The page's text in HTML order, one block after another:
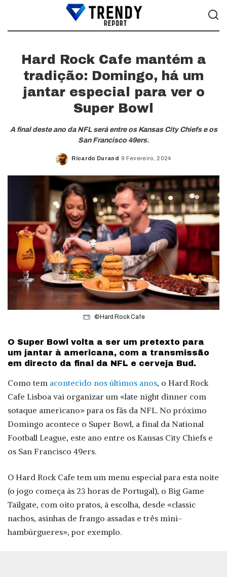
Hard Rock Cafe mantém a
tradição: Domingo, há um
jantar especial para ver o
Super Bowl
A final deste ano da NFL será entre os Kansas City Chiefs e os
San Francisco 49ers.
Posted
Ricardo Durand 9 Fevereiro, 2024
©Hard Rock Cafe
O Super Bowl volta a ser um pretexto para
um jantar à americana, com a transmissão
em directo da final da NFL e cerveja Bud.
Como tem acontecido nos últimos anos, o Hard Rock
Cafe Lisboa vai organizar um «late night dinner com
sotaque americano» para os fãs da NFL. No próximo
Domingo acontece o Super Bowl, a final da National
Football League, este ano entre os Kansas City Chiefs e
os San Francisco 49ers.
O Hard Rock Cafe tem um menu especial para esta noite
(o jogo começa às 23 horas de Portugal), o Big Game
Tailgate, com oito pratos, à escolha, desde «classic
nachos, asinhas de frango assadas e três mini-
hambúrgueres», por exemplo.